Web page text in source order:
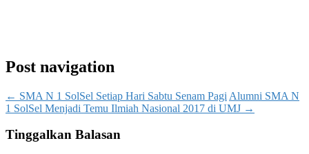
Post navigation
← SMA N 1 SolSel Setiap Hari Sabtu Senam Pagi Alumni SMA N
1 SolSel Menjadi Temu Ilmiah Nasional 2017 di UMJ →
Tinggalkan Balasan